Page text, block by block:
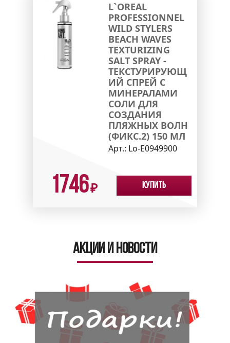
L`OREAL
PROFESSIONNEL
WILD STYLERS
BEACH WAVES
TEXTURIZING
SALT SPRAY -
ТЕКСТУРИРУЮЩ
ИЙ СПРЕЙ С
МИНЕРАЛАМИ
СОЛИ ДЛЯ
СОЗДАНИЯ
ПЛЯЖНЫХ ВОЛН
(ФИКС.2) 150 МЛ
Арт.: Lo-E0949900
1746₽ Купить
Акции и новости